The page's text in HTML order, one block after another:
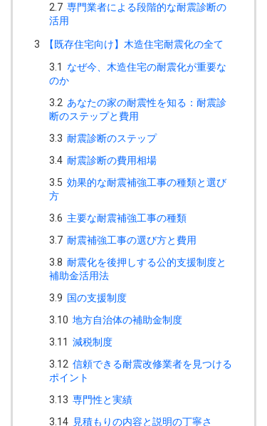
2.7 専門業者による段階的な耐震診断の
活用
3 【既存住宅向け】木造住宅耐震化の全て
3.1
なぜ今、木造住宅の耐震化が重要な
のか
3.2 あなたの家の耐震性を知る：耐震診
断のステップと費用
3.3 耐震診断のステップ
3.4 耐震診断の費用相場
3.5 効果的な耐震補強工事の種類と選び
方
3.6 主要な耐震補強工事の種類
3.7 耐震補強工事の選び方と費用
3.8 耐震化を後押しする公的支援制度と
補助金活用法
3.9 国の支援制度
3.10 地方自治体の補助金制度
3.11 減税制度
3.12 信頼できる耐震改修業者を見つける
ポイント
3.13 専門性と実績
3.14 見積もりの内容と説明の丁寧さ